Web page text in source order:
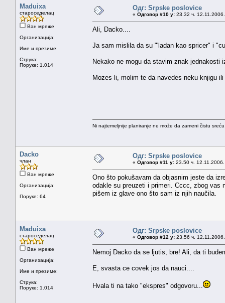
Maduixa
староседелац
Ван мреже
Организација:
Име и презиме:
Струка:
Поруке: 1.014
Одг: Srpske poslovice
« Одговор #10 у: 23.32 ч.
Ali, Dacko....
Ja sam mislila da su "'ladan kao spricer" i
Nekako ne mogu da stavim znak jednakosti
Mozes li, molim te da navedes neku knjigu
Ni najtemeljnije planiranje ne može da zameni čistu
Dacko
члан
Ван мреже
Организација:
Поруке: 64
Одг: Srpske poslovice
« Одговор #11 у: 23.50 ч.
Ono što pokušavam da objasnim jeste da
odakle su preuzeti i primeri. Cccc, zbog vas
pišem iz glave ono što sam iz njih naučila.
Maduixa
староседелац
Ван мреже
Организација:
Име и презиме:
Струка:
Поруке: 1.014
Одг: Srpske poslovice
« Одговор #12 у: 23.56 ч.
Nemoj Dacko da se ljutis, bre! Ali, da ti
E, svasta ce covek jos da nauci....
Hvala ti na tako "ekspres" odgovoru...